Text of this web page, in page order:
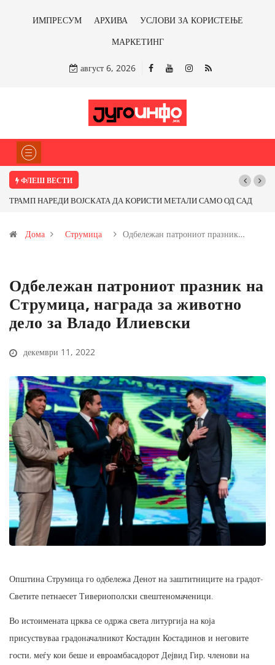
ИМПРЕСУМ АРХИВА
УСЛОВИ ЗА КОРИСТЕЊЕ
МАРКЕТИНГ
август 6, 2026
ФЛЕШ ВЕСТИ
Почнува реконструкцијата на улицата „5-ти Ноември“ во Струмица
Дома Струмица Одбележан патрониот празник…
Одбележан патрониот празник на
Струмица, награда за животно
дело за Владо Илиевски
декември 11, 2022
Општина Струмица го одбележа Денот на заштитниците на градот-
Светите петнаесет Тивериополски свештеномаченици.
Во истоимената црква се одржа света литургија на која
присуствуваа градоначалникот Костадин Костадинов и неговите
гости, меѓу кои беше и евроамбасадорот Дејвид Гир, членови на